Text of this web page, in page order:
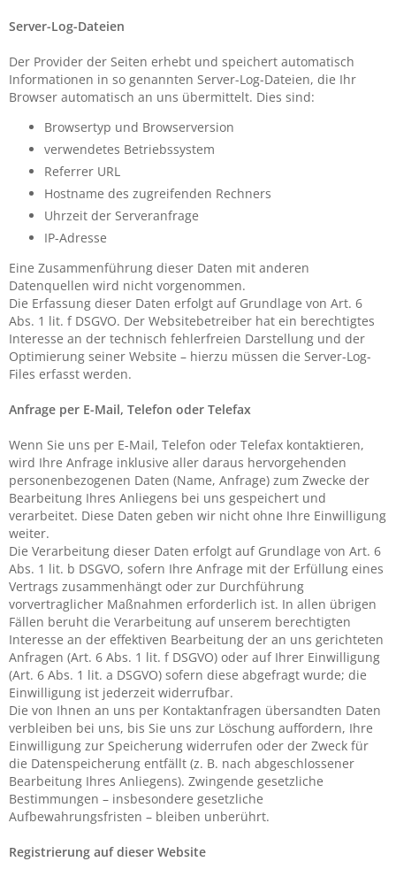
Server-Log-Dateien
Der Provider der Seiten erhebt und speichert automatisch
Informationen in so genannten Server-Log-Dateien, die Ihr
Browser automatisch an uns übermittelt. Dies sind:
Browsertyp und Browserversion
verwendetes Betriebssystem
Referrer URL
Hostname des zugreifenden Rechners
Uhrzeit der Serveranfrage
IP-Adresse
Eine Zusammenführung dieser Daten mit anderen
Datenquellen wird nicht vorgenommen.
Die Erfassung dieser Daten erfolgt auf Grundlage von Art. 6
Abs. 1 lit. f DSGVO. Der Websitebetreiber hat ein berechtigtes
Interesse an der technisch fehlerfreien Darstellung und der
Optimierung seiner Website – hierzu müssen die Server-Log-
Files erfasst werden.
Anfrage per E-Mail, Telefon oder Telefax
Wenn Sie uns per E-Mail, Telefon oder Telefax kontaktieren,
wird Ihre Anfrage inklusive aller daraus hervorgehenden
personenbezogenen Daten (Name, Anfrage) zum Zwecke der
Bearbeitung Ihres Anliegens bei uns gespeichert und
verarbeitet. Diese Daten geben wir nicht ohne Ihre Einwilligung
weiter.
Die Verarbeitung dieser Daten erfolgt auf Grundlage von Art. 6
Abs. 1 lit. b DSGVO, sofern Ihre Anfrage mit der Erfüllung eines
Vertrags zusammenhängt oder zur Durchführung
vorvertraglicher Maßnahmen erforderlich ist. In allen übrigen
Fällen beruht die Verarbeitung auf unserem berechtigten
Interesse an der effektiven Bearbeitung der an uns gerichteten
Anfragen (Art. 6 Abs. 1 lit. f DSGVO) oder auf Ihrer Einwilligung
(Art. 6 Abs. 1 lit. a DSGVO) sofern diese abgefragt wurde; die
Einwilligung ist jederzeit widerrufbar.
Die von Ihnen an uns per Kontaktanfragen übersandten Daten
verbleiben bei uns, bis Sie uns zur Löschung auffordern, Ihre
Einwilligung zur Speicherung widerrufen oder der Zweck für
die Datenspeicherung entfällt (z. B. nach abgeschlossener
Bearbeitung Ihres Anliegens). Zwingende gesetzliche
Bestimmungen – insbesondere gesetzliche
Aufbewahrungsfristen – bleiben unberührt.
Registrierung auf dieser Website